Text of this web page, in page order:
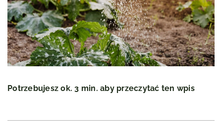
Potrzebujesz ok. 3 min. aby przeczytać ten wpis